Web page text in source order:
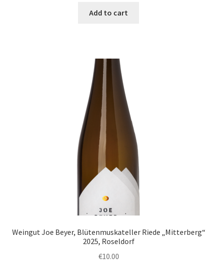
Add to cart
Weingut Joe Beyer, Blütenmuskateller Riede „Mitterberg“
2025, Roseldorf
€10.00